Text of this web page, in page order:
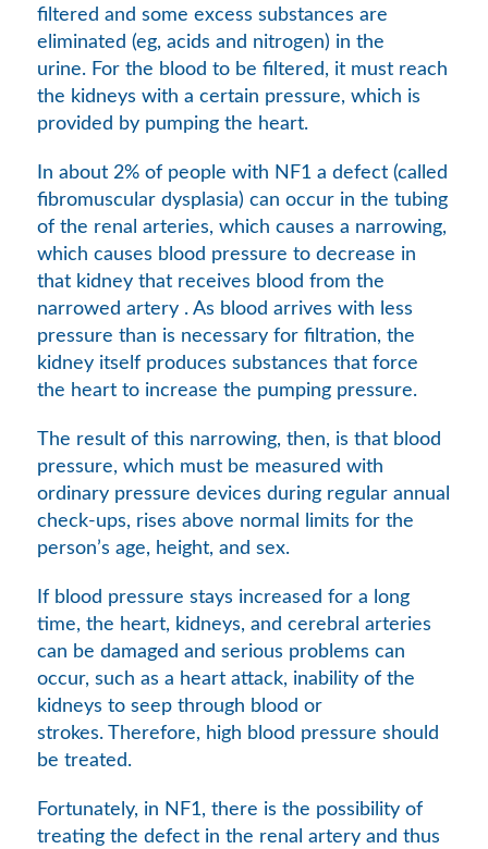
filtered and some excess substances are
eliminated (eg, acids and nitrogen) in the
urine. For the blood to be filtered, it must reach
the kidneys with a certain pressure, which is
provided by pumping the heart.
In about 2% of people with NF1 a defect (called
fibromuscular dysplasia) can occur in the tubing
of the renal arteries, which causes a narrowing,
which causes blood pressure to decrease in
that kidney that receives blood from the
narrowed artery . As blood arrives with less
pressure than is necessary for filtration, the
kidney itself produces substances that force
the heart to increase the pumping pressure.
The result of this narrowing, then, is that blood
pressure, which must be measured with
ordinary pressure devices during regular annual
check-ups, rises above normal limits for the
person’s age, height, and sex.
If blood pressure stays increased for a long
time, the heart, kidneys, and cerebral arteries
can be damaged and serious problems can
occur, such as a heart attack, inability of the
kidneys to seep through blood or
strokes. Therefore, high blood pressure should
be treated.
Fortunately, in NF1, there is the possibility of
treating the defect in the renal artery and thus